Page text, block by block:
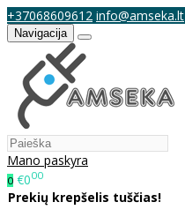
+37068609612 info@amseka.lt
Navigacija
Mano paskyra
0 €000
Prekių krepšelis tuščias!